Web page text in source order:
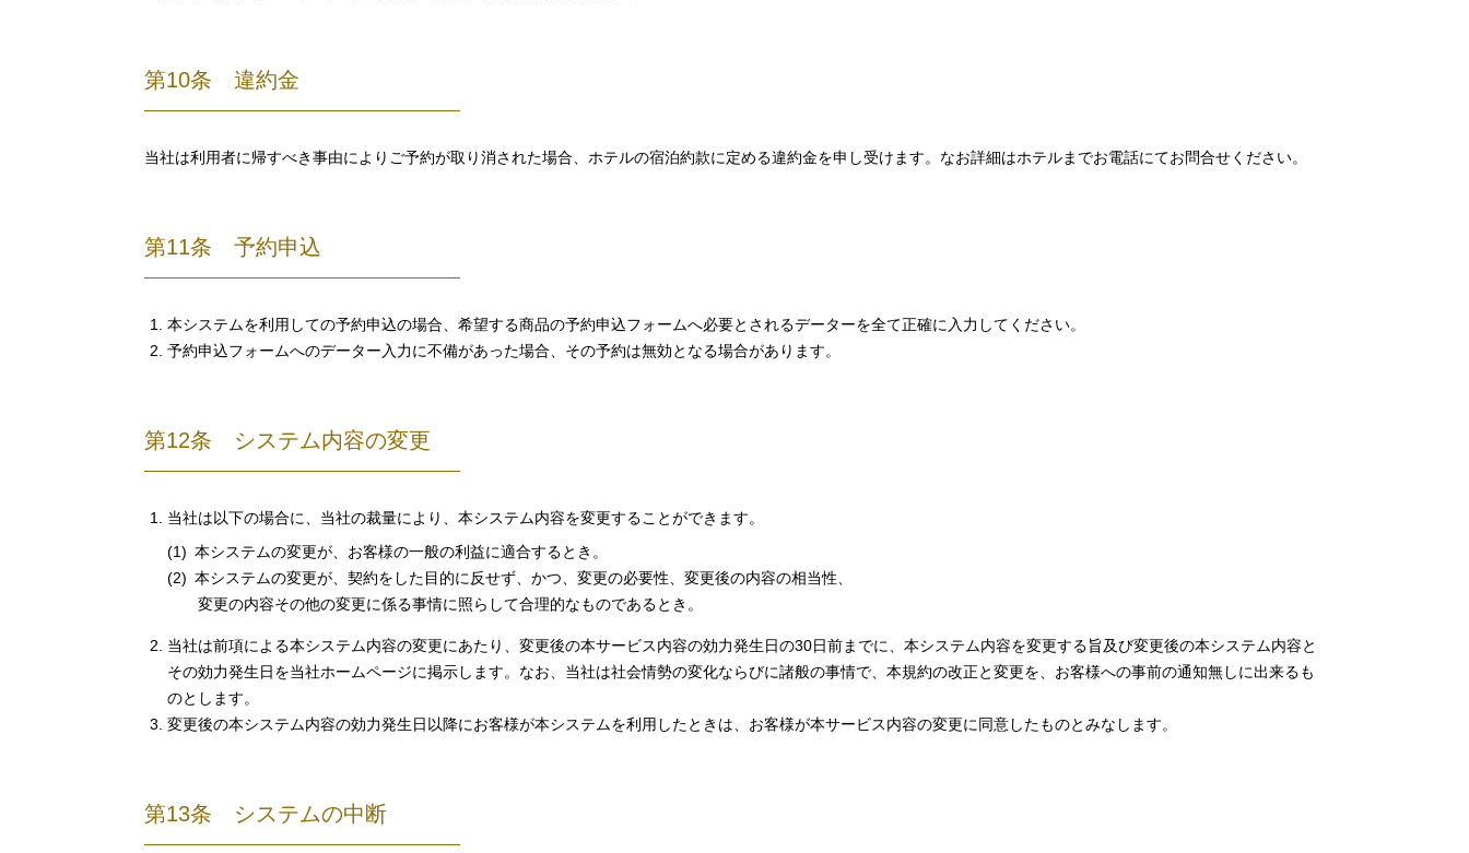
第10条 違約金
当社は利用者に帰すべき事由によりご予約が取り消された場合、ホテルの宿泊約款に定める違約金を申し受けます。なお詳細はホテルまでお電話にてお問合せください。
第11条 予約申込
本システムを利用しての予約申込の場合、希望する商品の予約申込フォームへ必要とされるデーターを全て正確に入力してください。
予約申込フォームへのデーター入力に不備があった場合、その予約は無効となる場合があります。
第12条 システム内容の変更
当社は以下の場合に、当社の裁量により、本システム内容を変更することができます。
本システムの変更が、お客様の一般の利益に適合するとき。
本システムの変更が、契約をした目的に反せず、かつ、変更の必要性、変更後の内容の相当性、
変更の内容その他の変更に係る事情に照らして合理的なものであるとき。
当社は前項による本システム内容の変更にあたり、変更後の本サービス内容の効力発生日の30日前までに、本システム内容を変更する旨及び変更後の本システム内容と
その効力発生日を当社ホームページに掲示します。なお、当社は社会情勢の変化ならびに諸般の事情で、本規約の改正と変更を、お客様への事前の通知無しに出来るも
のとします。
変更後の本システム内容の効力発生日以降にお客様が本システムを利用したときは、お客様が本サービス内容の変更に同意したものとみなします。
第13条 システムの中断